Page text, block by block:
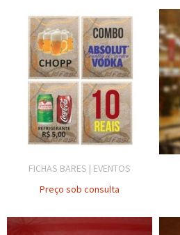
FICHAS BARES | EVENTOS
Preço sob consulta